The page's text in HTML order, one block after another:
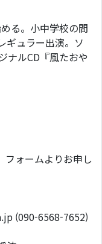
る。小中学校の間
ギュラー出演。ソ
ナルCD『風たおや
ォームよりお申し
(090-6568-7652)